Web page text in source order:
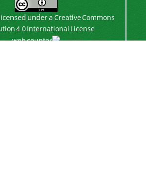
under aCreative Commons
4.0 International License